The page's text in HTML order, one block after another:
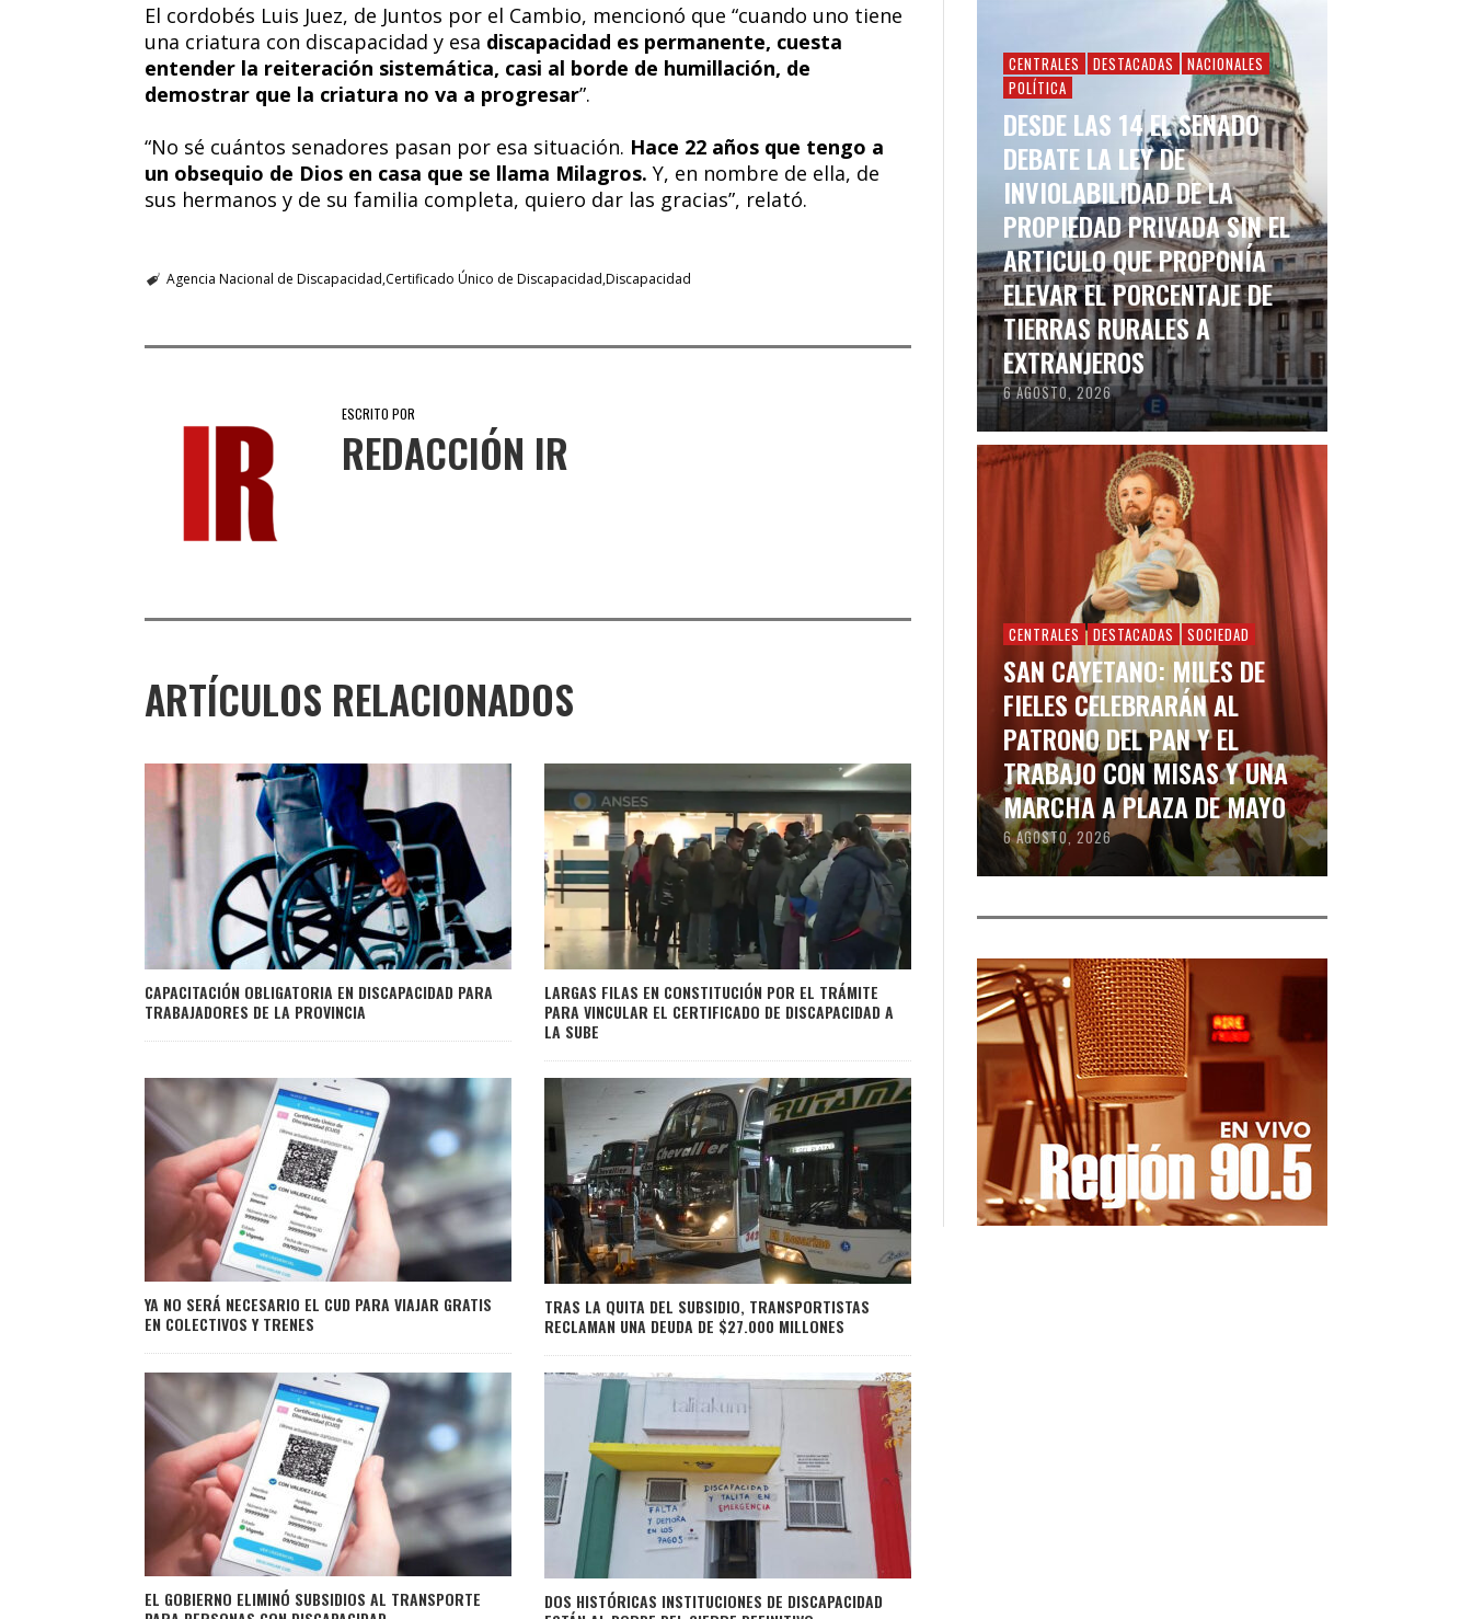
El cordobés Luis Juez, de Juntos por el Cambio, mencionó que “cuando uno tiene
una criatura con discapacidad y esa discapacidad es permanente, cuesta
entender la reiteración sistemática, casi al borde de humillación, de
demostrar que la criatura no va a progresar”.
“No sé cuántos senadores pasan por esa situación. Hace 22 años que tengo a
un obsequio de Dios en casa que se llama Milagros. Y, en nombre de ella, de
sus hermanos y de su familia completa, quiero dar las gracias”, relató.
Agencia Nacional de Discapacidad Certificado Único de Discapacidad Discapacidad
ESCRITO POR
REDACCIÓN IR
ARTÍCULOS RELACIONADOS
CAPACITACIÓN OBLIGATORIA EN DISCAPACIDAD PARA
TRABAJADORES DE LA PROVINCIA
LARGAS FILAS EN CONSTITUCIÓN POR EL TRÁMITE
PARA VINCULAR EL CERTIFICADO DE DISCAPACIDAD A
LA SUBE
YA NO SERÁ NECESARIO EL CUD PARA VIAJAR GRATIS
EN COLECTIVOS Y TRENES
TRAS LA QUITA DEL SUBSIDIO, TRANSPORTISTAS
RECLAMAN UNA DEUDA DE $27.000 MILLONES
EL GOBIERNO ELIMINÓ SUBSIDIOS AL TRANSPORTE
DOS HISTÓRICAS INSTITUCIONES DE DISCAPACIDAD
CENTRALES DESTACADAS
NACIONALES
POLÍTICA
DESDE LAS 14 EL SENADO
DEBATE LA LEY DE
INVIOLABILIDAD DE LA
PROPIEDAD PRIVADA SIN EL
ARTICULO QUE PROPONÍA
ELEVAR EL PORCENTAJE DE
TIERRAS RURALES A
EXTRANJEROS
6 AGOSTO, 2026
CENTRALES DESTACADAS SOCIEDAD
SAN CAYETANO: MILES DE
FIELES CELEBRARÁN AL
PATRONO DEL PAN Y EL
TRABAJO CON MISAS Y UNA
MARCHA A PLAZA DE MAYO
6 AGOSTO, 2026